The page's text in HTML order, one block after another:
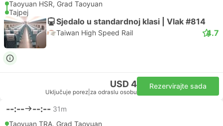
Taoyuan HSR, Grad Taoyuan
Tajpej
Sjedalo u standardnoj klasi | Vlak #814
Taiwan High Speed Rail 4.7
USD 4
Uključuje porez za odraslu osobu
Rezervirajte sada
--:-- --:-- 31m
Taoyuan TRA, Grad Taoyuan